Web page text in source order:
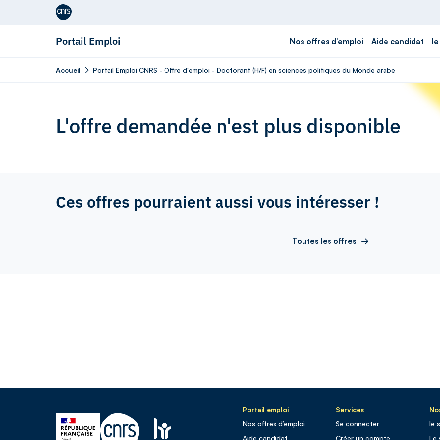
Aller au contenu
Portail Emploi Nos offres d’emploi Aide candidat
Accueil Portail Emploi CNRS - Offre d'emploi - Doctorant (H/F) en sciences politiques du Monde arabe
L'offre demandée n'est plus disponible
Ces offres pourraient aussi vous intéresser !
Toutes les offres
Portail emploi
Nos offres d’emploi
Aide candidat
Services
Se connecter
Créer un compte
le
Le